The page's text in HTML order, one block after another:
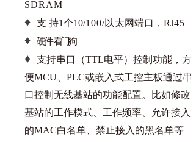
SDRAM
♦ 支 持1个10/100/以 太网端口 ， RJ45
♦ 硬件看 门狗
♦ 支持串口（TTL电平）控制功能，方
便MCU、PLC或嵌入式工控主板通过串
口控制无线基站的功能配置。比如修改
基站的工作模式、工作频率、允许接入
的MAC白名单、禁止接入的黑名单等